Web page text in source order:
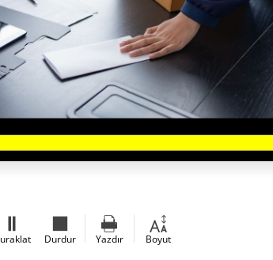
Durdur Yazdır Boyut